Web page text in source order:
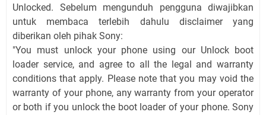
Unlocked. Sebelum mengunduh pengguna diwajibkan
untuk membaca terlebih dahulu disclaimer yang
diberikan oleh pihak Sony:
"You must unlock your phone using our Unlock boot
loader service, and agree to all the legal and warranty
conditions that apply. Please note that you may void the
warranty of your phone, any warranty from your operator
or both if you unlock the boot loader of your phone. Sony